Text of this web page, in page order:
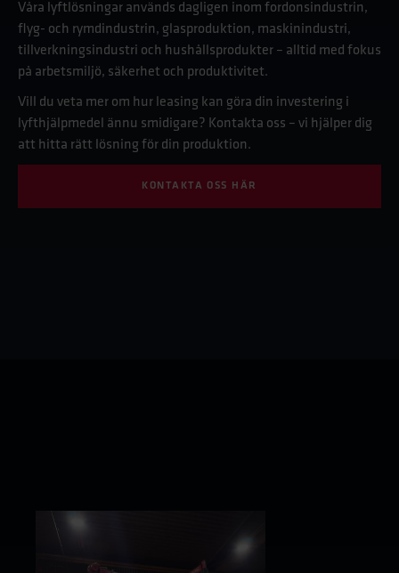
Våra lyftlösningar används dagligen inom fordonsindustrin,
flyg- och rymdindustrin, glasproduktion, maskinindustri,
tillverkningsindustri och hushållsprodukter – alltid med fokus
på arbetsmiljö, säkerhet och produktivitet.
Vill du veta mer om hur leasing kan göra din investering i
lyfthjälpmedel ännu smidigare? Kontakta oss – vi hjälper dig
att hitta rätt lösning för din produktion.
KONTAKTA OSS HÄR